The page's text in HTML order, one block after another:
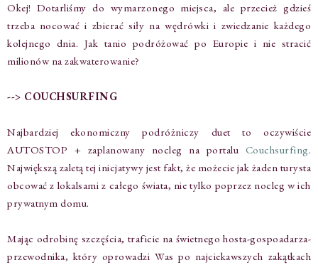
Okej! Dotarliśmy do wymarzonego miejsca, ale przecież gdzieś
trzeba nocować i zbierać siły na wędrówki i zwiedzanie każdego
kolejnego dnia. Jak tanio podróżować po Europie i nie stracić
milionów na zakwaterowanie?
--> COUCHSURFING
Najbardziej ekonomiczny podróżniczy duet to oczywiście
AUTOSTOP + zaplanowany nocleg na portalu Couchsurfing.
Największą zaletą tej inicjatywy jest fakt, że możecie jak żaden turysta
obcować z lokalsami z całego świata, nie tylko poprzez nocleg w ich
prywatnym domu.
Mając odrobinę szczęścia, traficie na świetnego hosta-gospoadarza-
przewodnika, który oprowadzi Was po najciekawszych zakątkach